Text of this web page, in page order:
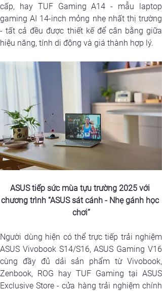
cấp, hay TUF Gaming A14 - mẫu laptop
gaming AI 14-inch mỏng nhẹ nhất thị trường
- tất cả đều được thiết kế để cân bằng giữa
hiệu năng, tính di động và giá thành hợp lý.
ASUS tiếp sức mùa tựu trường 2025 với
chương trình “ASUS sát cánh - Nhẹ gánh học
chơi”
Người dùng hiện có thể trực tiếp trải nghiệm
ASUS Vivobook S14/S16, ASUS Gaming V16
cùng đầy đủ dải sản phẩm từ Vivobook,
Zenbook, ROG hay TUF Gaming tại ASUS
Exclusive Store - cửa hàng trải nghiệm chính